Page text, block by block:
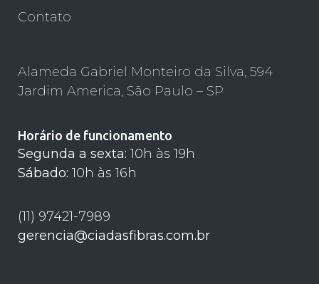
Contato
Alameda Gabriel Monteiro da Silva, 594
Jardim America, São Paulo – SP
Horário de funcionamento
Segunda a sexta: 10h às 19h
Sábado: 10h às 16h
(11) 97421-7989
gerencia@ciadasfibras.com.br